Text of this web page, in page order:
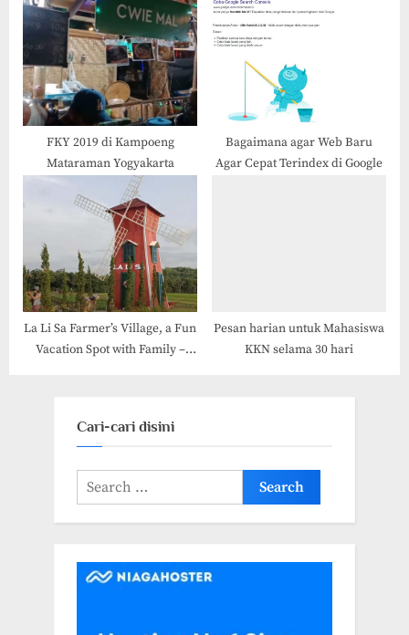
FKY 2019 di Kampoeng
Mataraman Yogyakarta
Bagaimana agar Web Baru
Agar Cepat Terindex di Google
La Li Sa Farmer’s Village, a Fun
Vacation Spot with Family –
Pesan harian untuk Mahasiswa
KKN selama 30 hari
Cari-cari disini
Search
for: